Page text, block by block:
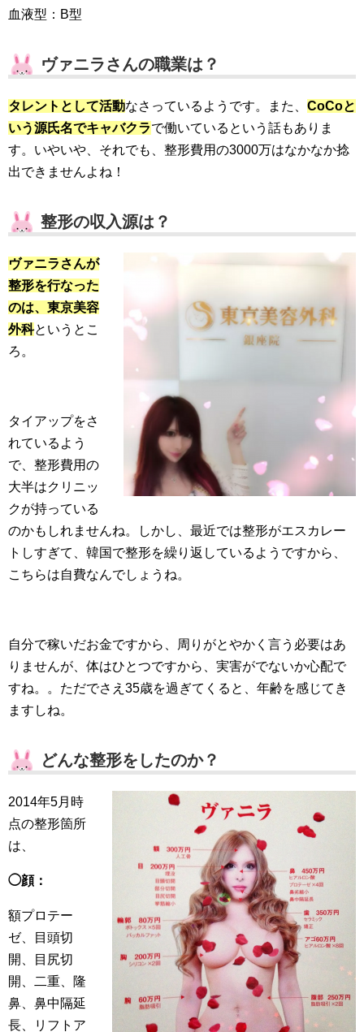
血液型：B型
ヴァニラさんの職業は？
タレントとして活動なさっているようです。また、 CoCoと
いう源氏名でキャバクラで働いているという話もありま
す。いやいや、それでも、整形費用の3000万はなかなか捻
出できませんよね！
整形の収入源は？
ヴァニラさんが
整形を行なった
のは、東京美容
外科というとこ
ろ。
タイアップをさ
れているよう
で、整形費用の
大半はクリニッ
クが持っている
のかもしれませんね。しかし、最近では整形がエスカレー
トしすぎて、韓国で整形を繰り返しているようですから、
こちらは自費なんでしょうね。
自分で稼いだお金ですから、周りがとやかく言う必要はあ
りませんが、体はひとつですから、実害がでないか心配で
すね。。ただでさえ35歳を過ぎてくると、年齢を感じてき
ますしね。
どんな整形をしたのか？
2014年5月時
点の整形箇所
は、
◯顔：
額プロテー
ゼ、目頭切
開、目尻切
開、二重、隆
鼻、鼻中隔延
長、リフトア